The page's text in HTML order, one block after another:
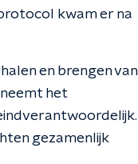
kwam er na
en brengen van
het
gezamenlijk